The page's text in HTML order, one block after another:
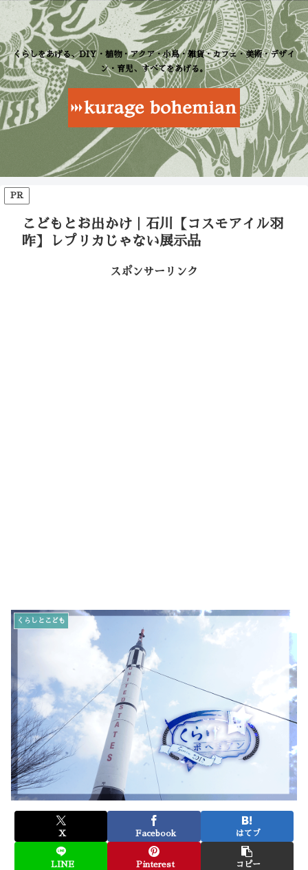
くらしをあげる、DIY・植物・アクア・小鳥・雑貨・カフェ・美術・デザイ
ン・育児、すべてをあげる。
PR
こどもとお出かけ｜石川【コスモアイル羽
咋】レプリカじゃない展示品
スポンサーリンク
くらしとこども
X Facebook はてブ
LINE Pinterest コピー